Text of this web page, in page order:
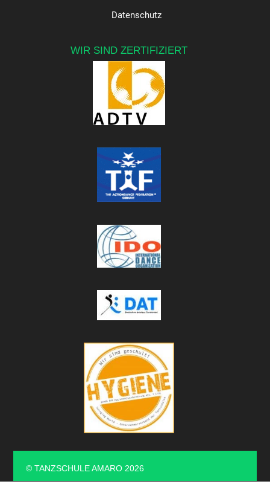
Datenschutz
WIR SIND ZERTIFIZIERT
©TANZSCHULE AMARO 2026